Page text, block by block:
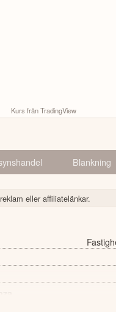
Kurs från TradingView
Blankning
eller affiliatelänkar.